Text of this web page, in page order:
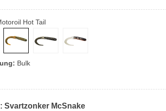
Hot Tail
Bulk
Svartzonker McSnake